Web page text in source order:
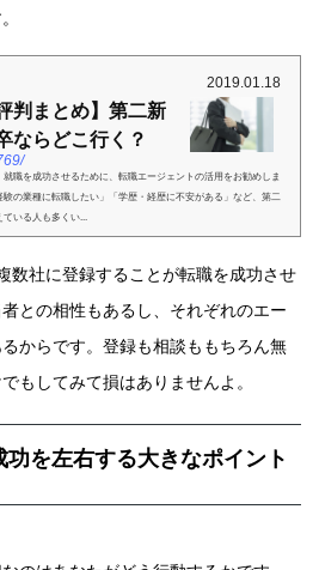
2019.01.18
判まとめ】第二新
ならどこ行く？
職を成功させるために、転職エージェントの活用をお勧めしま
の業種に転職したい」「学歴・経歴に不安がある」など、第二
いる人も多くい...
数社に登録することが転職を成功させ
との相性もあるし、それぞれのエー
からです。登録も相談ももちろん無
もしてみて損はありませんよ。
を左右する大きなポイント